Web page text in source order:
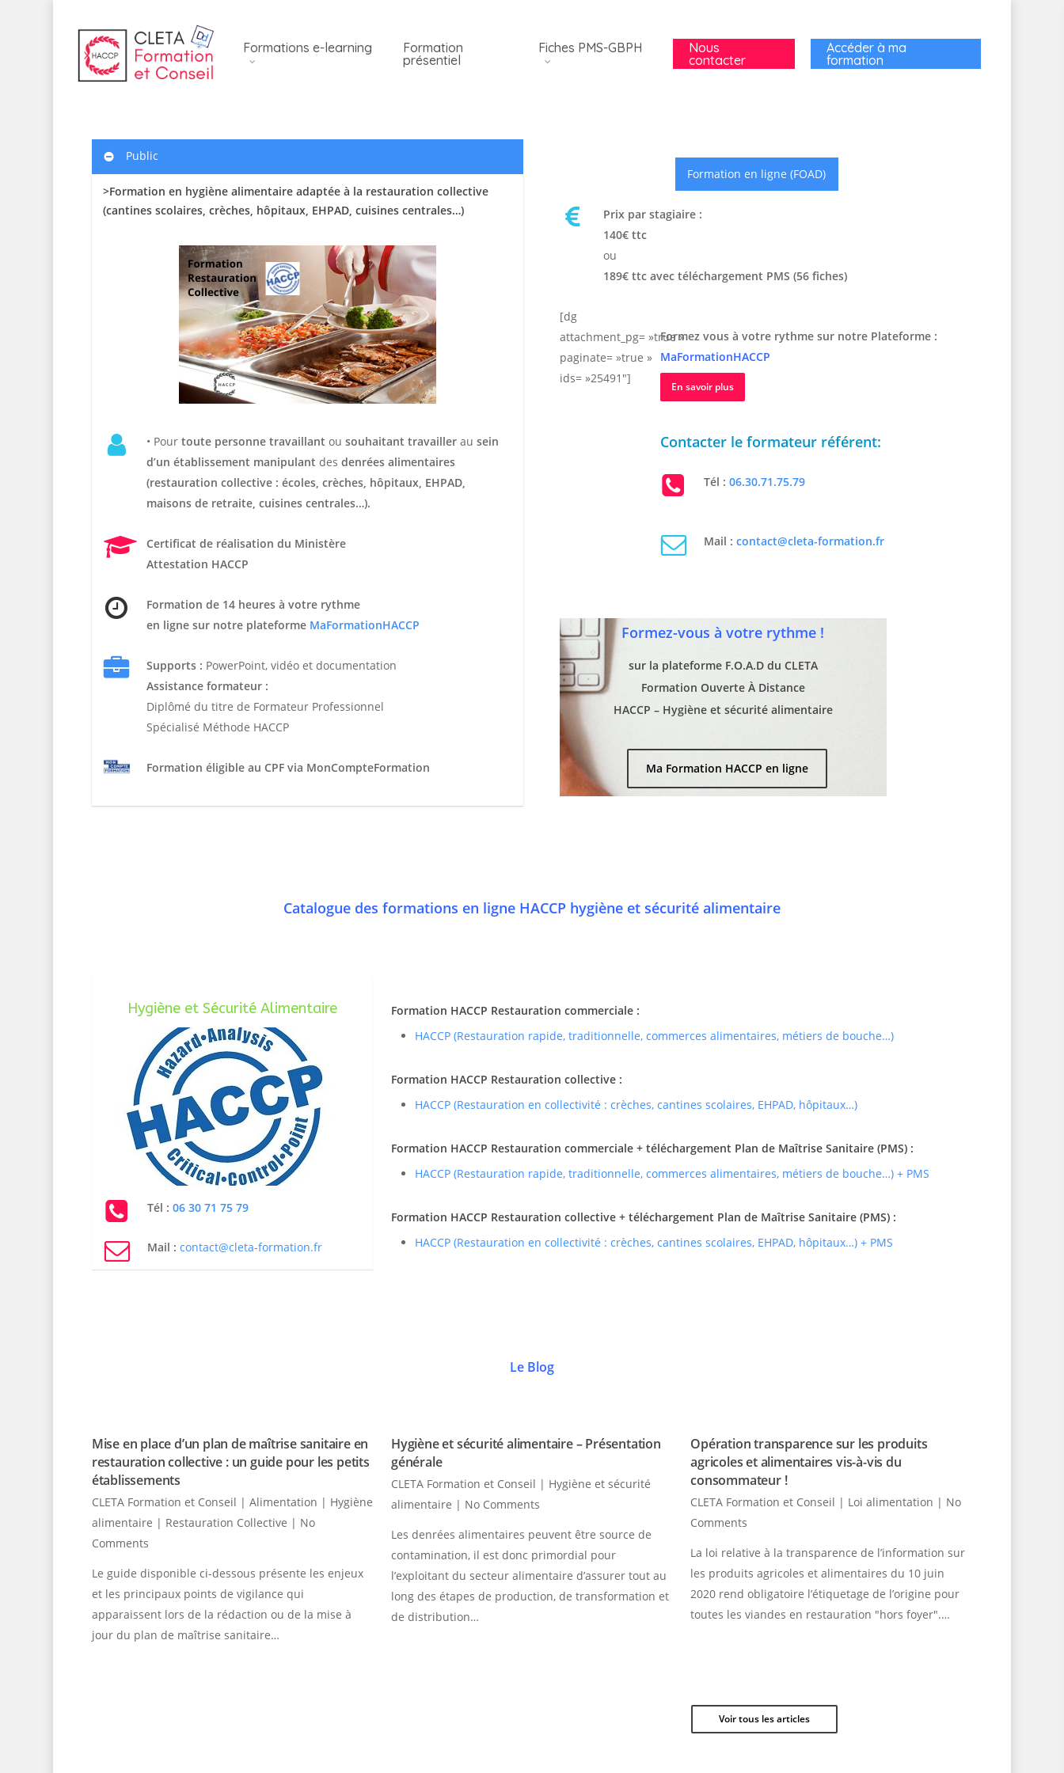
Formations e-learning
Formation
présentiel
Fiches PMS-GBPH
Nous
contacter
Accéder à ma
formation
Public
>Formation en hygiène alimentaire adaptée à la restauration collective
(cantines scolaires, crèches, hôpitaux, EHPAD, cuisines centrales…)
• Pour toute personne travaillant ou souhaitant travailler au sein
d’un établissement manipulant des denrées alimentaires
(restauration collective : écoles, crèches, hôpitaux, EHPAD,
maisons de retraite, cuisines centrales…).
Certificat de réalisation du Ministère
Attestation HACCP
Formation de 14 heures à votre rythme
en ligne sur notre plateforme MaFormationHACCP
Supports : PowerPoint, vidéo et documentation
Assistance formateur :
Diplômé du titre de Formateur Professionnel
Spécialisé Méthode HACCP
Formation éligible au CPF via MonCompteFormation
Formation en ligne (FOAD)
Prix par stagiaire :
140€ ttc
ou
189€ ttc avec téléchargement PMS (56 fiches)
[dg
attachment_pg= »true »
paginate= »true »
ids= »25491″]
Formez vous à votre rythme sur notre Plateforme :
MaFormationHACCP
En savoir plus
Contacter le formateur référent:
Tél : 06.30.71.75.79
Mail : contact@cleta-formation.fr
Formez-vous à votre rythme !
sur la plateforme F.O.A.D du CLETA
Formation Ouverte À Distance
HACCP – Hygiène et sécurité alimentaire
Ma Formation HACCP en ligne
Catalogue des formations en ligne HACCP hygiène et sécurité alimentaire
Hygiène et Sécurité Alimentaire
Tél : 06 30 71 75 79
Mail : contact@cleta-formation.fr
Formation HACCP Restauration commerciale :
HACCP (Restauration rapide, traditionnelle, commerces alimentaires, métiers de bouche…)
Formation HACCP Restauration collective :
HACCP (Restauration en collectivité : crèches, cantines scolaires, EHPAD, hôpitaux…)
Formation HACCP Restauration commerciale + téléchargement Plan de Maîtrise Sanitaire (PMS) :
HACCP (Restauration rapide, traditionnelle, commerces alimentaires, métiers de bouche…) + PMS
Formation HACCP Restauration collective + téléchargement Plan de Maîtrise Sanitaire (PMS) :
HACCP (Restauration en collectivité : crèches, cantines scolaires, EHPAD, hôpitaux…) + PMS
Le Blog
Mise en place d’un plan de maîtrise sanitaire en
restauration collective : un guide pour les petits
établissements
CLETA Formation et Conseil | Alimentation | Hygiène
alimentaire | Restauration Collective | No
Comments
Le guide disponible ci-dessous présente les enjeux
et les principaux points de vigilance qui
apparaissent lors de la rédaction ou de la mise à
jour du plan de maîtrise sanitaire…
Hygiène et sécurité alimentaire – Présentation
générale
CLETA Formation et Conseil | Hygiène et sécurité
alimentaire | No Comments
Les denrées alimentaires peuvent être source de
contamination, il est donc primordial pour
l’exploitant du secteur alimentaire d’assurer tout au
long des étapes de production, de transformation et
de distribution…
Opération transparence sur les produits
agricoles et alimentaires vis-à-vis du
consommateur !
CLETA Formation et Conseil | Loi alimentation | No
Comments
La loi relative à la transparence de l’information sur
les produits agricoles et alimentaires du 10 juin
2020 rend obligatoire l’étiquetage de l’origine pour
toutes les viandes en restauration "hors foyer".…
Voir tous les articles